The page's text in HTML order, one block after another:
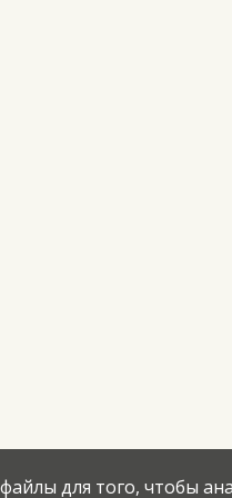
для того, чтобы